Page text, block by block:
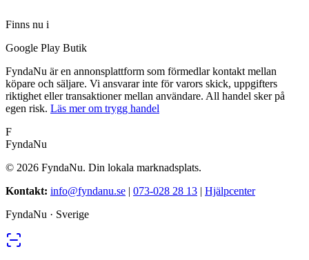
Finns nu i
Google Play Butik
FyndaNu är en annonsplattform som förmedlar kontakt mellan
köpare och säljare. Vi ansvarar inte för varors skick, uppgifters
riktighet eller transaktioner mellan användare. All handel sker på
egen risk. Läs mer om trygg handel
F
FyndaNu
© 2026 FyndaNu. Din lokala marknadsplats.
Kontakt: info@fyndanu.se | 073-028 28 13 | Hjälpcenter
FyndaNu · Sverige